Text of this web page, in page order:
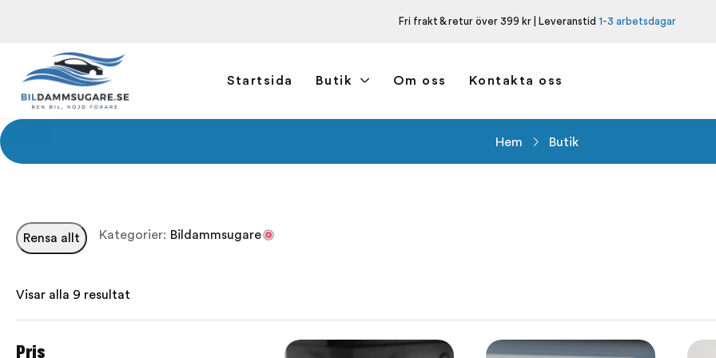
Fri frakt & retur över 399 kr | Leveranstid 1-3 arbetsdagar
Startsida Butik Om oss Kontakta oss
Hem Butik
Rensa allt Kategorier: Bildammsugare
Visar alla 9 resultat
Pris